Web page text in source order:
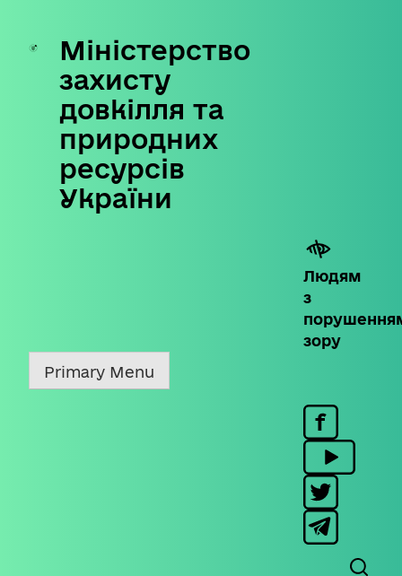
Skip
content
Міністерство
захисту
довкілля та
природних
ресурсів
України
Людям
з
зору
Primary Menu